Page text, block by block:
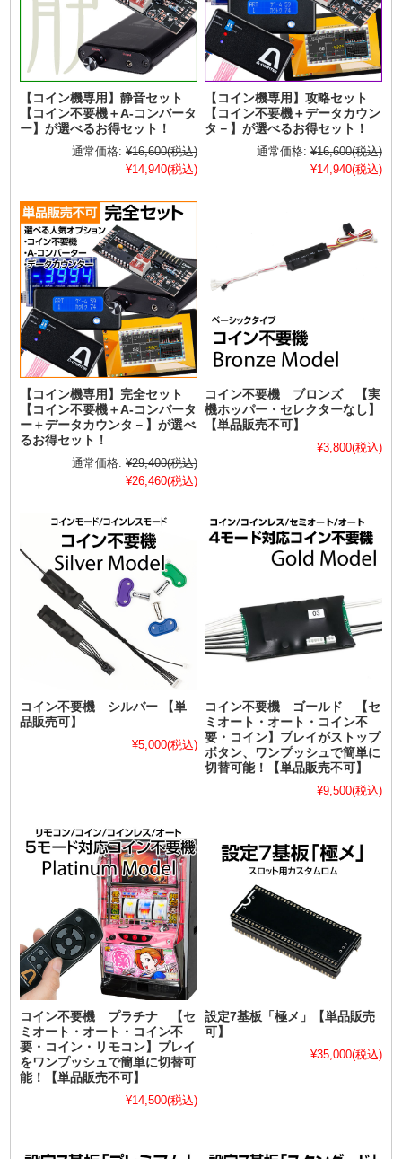
【コイン機専用】静音セット
【コイン不要機＋A-コンバータ
ー】が選べるお得セット！
通常価格: ¥16,600(税込)
¥14,940(税込)
【コイン機専用】攻略セット
【コイン不要機＋データカウン
タ－】が選べるお得セット！
通常価格: ¥16,600(税込)
¥14,940(税込)
【コイン機専用】完全セット
【コイン不要機＋A-コンバータ
ー＋データカウンタ－】が選べ
るお得セット！
通常価格: ¥29,400(税込)
¥26,460(税込)
コイン不要機 ブロンズ 【実
機ホッパー・セレクターなし】
【単品販売不可】
¥3,800(税込)
コイン不要機 シルバー 【単
品販売可】
¥5,000(税込)
コイン不要機 ゴールド 【セ
ミオート・オート・コイン不
要・コイン】プレイがストップ
ボタン、ワンプッシュで簡単に
切替可能！【単品販売不可】
¥9,500(税込)
コイン不要機 プラチナ 【セ
ミオート・オート・コイン不
要・コイン・リモコン】プレイ
をワンプッシュで簡単に切替可
能！【単品販売不可】
¥14,500(税込)
設定7基板「極メ」【単品販売
可】
¥35,000(税込)